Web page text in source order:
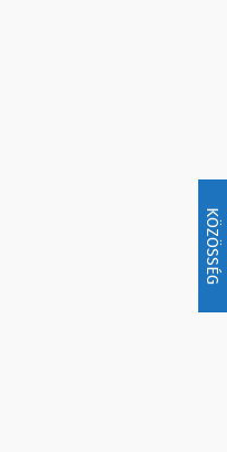
KÖZÖSSÉG